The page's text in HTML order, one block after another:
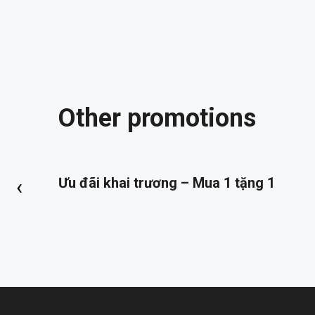
Other promotions
Ưu đãi khai trương – Mua 1 tặng 1
‹